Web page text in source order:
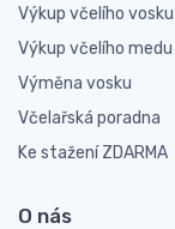
Výkup včelího vosku
Výkup včelího medu
Výměna vosku
Včelařská poradna
Ke stažení ZDARMA
O nás